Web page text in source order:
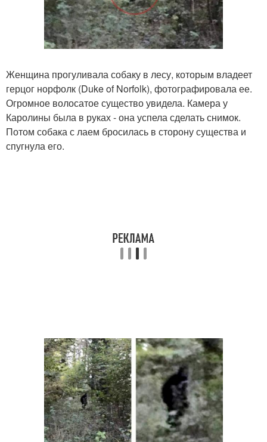
Женщина прогуливала собаку в лесу, которым владеет
герцог норфолк (Duke of Norfolk), фотографировала ее.
Огромное волосатое существо увидела. Камера у
Каролины была в руках - она успела сделать снимок.
Потом собака с лаем бросилась в сторону существа и
спугнула его.